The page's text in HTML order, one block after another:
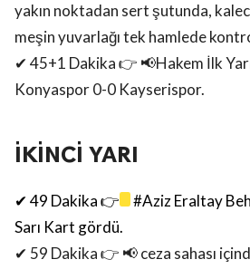
yakın noktadan sert şutunda,
meşin yuvarlağı tek hamlede
✔ 45+1 Dakika 👉 📢Hakem İlk
Konyaspor 0-0 Kayserispor.
İKİNCİ YARI
✔ 49 Dakika 👉
#Aziz Eraltay
Sarı Kart gördü.
✔ 59 Dakika 👉 📢ceza sahası